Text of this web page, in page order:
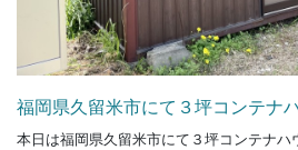
福岡県久留米市にて３坪コンテナ
本日は福岡県久留米市にて３坪コンテナハ